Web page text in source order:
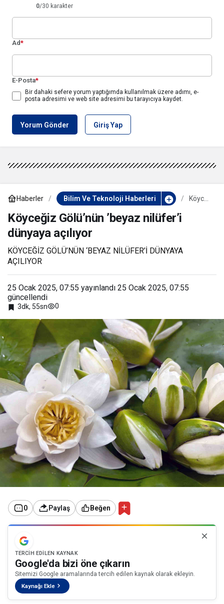
0/30 karakter
Ad*
E-Posta*
Bir dahaki sefere yorum yaptığımda kullanılmak üzere adımı, e-
posta adresimi ve web site adresimi bu tarayıcıya kaydet.
Yorum Gönder Giriş Yap
Haberler Bilim Ve Teknoloji Haberleri
Köyce
Köyceğiz Gölü’nün ’beyaz nilüfer’i
dünyaya açılıyor
KÖYCEĞİZ GÖLÜ’NÜN ‘BEYAZ NİLÜFER’İ DÜNYAYA
AÇILIYOR
25 Ocak 2025, 07:55 yayınlandı 25 Ocak 2025, 07:55
güncellendi
3dk, 55sn 0
0 Paylaş Beğen
TERCIH EDILEN KAYNAK
Google'da bizi öne çıkarın
Sitemizi Google aramalarında tercih edilen kaynak olarak ekleyin.
Kaynağı Ekle